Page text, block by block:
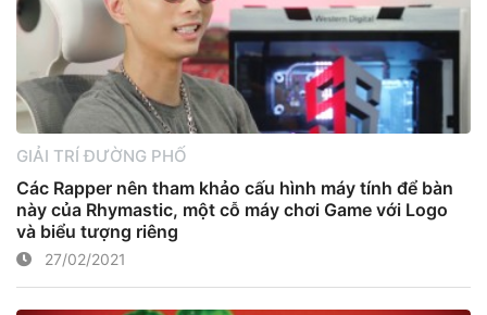
GIẢI TRÍ ĐƯỜNG PHỐ
Các Rapper nên tham khảo cấu hình máy tính để bàn
này của Rhymastic, một cỗ máy chơi Game với Logo
và biểu tượng riêng
27/02/2021